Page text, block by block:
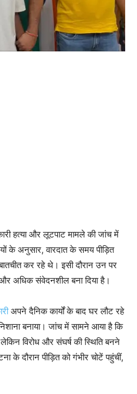
हत्या और लूटपाट मामले की जांच में
के अनुसार, वारदात के समय पीड़ित
कर रहे थे। इसी दौरान उन पर
अधिक संवेदनशील बना दिया है।
अपने दैनिक कार्यों के बाद घर लौट रहे
बनाया। जांच में सामने आया है कि
विरोध और संघर्ष की स्थिति बनने
के दौरान पीड़ित को गंभीर चोटें पहुंचीं,